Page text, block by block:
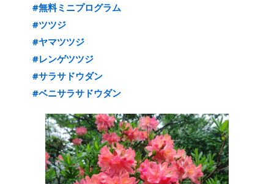
#無料ミニプログラム
#ツツジ
#ヤマツツジ
#レンゲツツジ
#サラサドウダン
#ベニサラサドウダン